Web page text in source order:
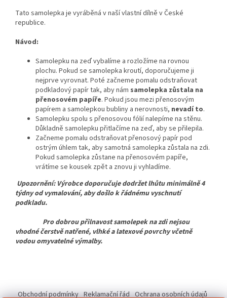
Tato samolepka je vyráběná v naší vlastní dílně v České
republice.
Návod:
Samolepku na zeď vybalíme a rozložíme na rovnou
plochu. Pokud se samolepka kroutí, doporučujeme ji
nejprve vyrovnat. Poté začneme pomalu odstraňovat
podkladový papír tak, aby nám samolepka zůstala na
přenosovém papíře. Pokud jsou mezi přenosovým
papírem a samolepkou bubliny a nerovnosti, nevadí to.
Samolepku spolu s přenosovou fólií nalepíme na stěnu.
Důkladně samolepku přitlačíme na zeď, aby se přilepila.
Začneme pomalu odstraňovat přenosový papír pod
ostrým úhlem tak, aby samotná samolepka zůstala na zdi.
Pokud samolepka zůstane na přenosovém papíře,
vrátíme se kousek zpět a znovu ji vyhladíme.
Upozornění: Výrobce doporučuje dodržet lhůtu minimálně 4
týdny od vymalování, aby došlo k řádnému vyschnutí
podkladu.
Pro dobrou přilnavost samolepek na zdi nejsou
vhodné čerstvě natřené, vlhké a latexové povrchy včetně
vodou omyvatelné výmalby.
Obchodní podmínky Reklamační řád Ochrana osobních údajů